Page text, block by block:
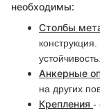
необходимы:
Столбы
устойчивость.
Анкерные
на других
Крепления -